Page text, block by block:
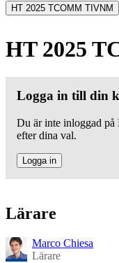
HT 2025 TCOMM TIVNM
HT 2025
Logga in till din
Du är inte inloggad på
efter dina val.
Logga in
Lärare
Marco Chiesa
Lärare